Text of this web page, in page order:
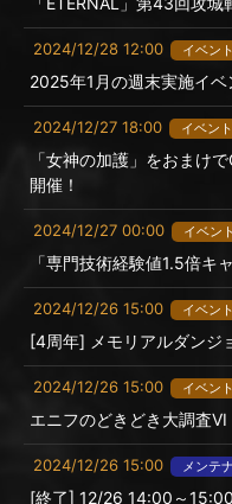
2024/12/28 12:00 イベント
2025年1月の週末実施イベ
2024/12/27 18:00 イベント
「女神の加護」をおまけ
開催！
2024/12/27 00:00 イベント
「専門技術経験値1.5倍キ
2024/12/26 15:00 イベント
[4周年] メモリアルダンジ
2024/12/26 15:00 イベント
エニフのどきどき大調査
2024/12/26 15:00 メンテ
[終了] 12/26 14:00～